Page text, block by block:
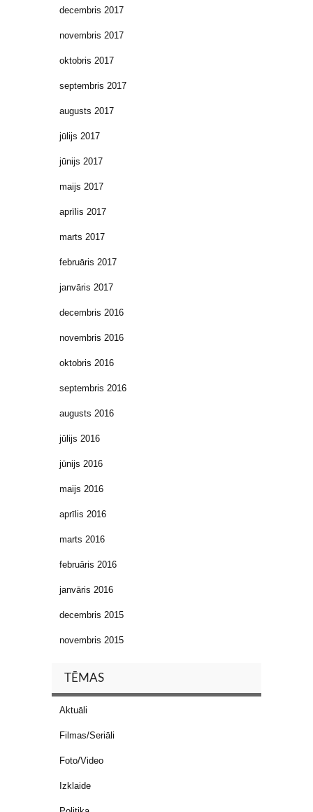
decembris 2017
novembris 2017
oktobris 2017
septembris 2017
augusts 2017
jūlijs 2017
jūnijs 2017
maijs 2017
aprīlis 2017
marts 2017
februāris 2017
janvāris 2017
decembris 2016
novembris 2016
oktobris 2016
septembris 2016
augusts 2016
jūlijs 2016
jūnijs 2016
maijs 2016
aprīlis 2016
marts 2016
februāris 2016
janvāris 2016
decembris 2015
novembris 2015
TĒMAS
Aktuāli
Filmas/Seriāli
Foto/Video
Izklaide